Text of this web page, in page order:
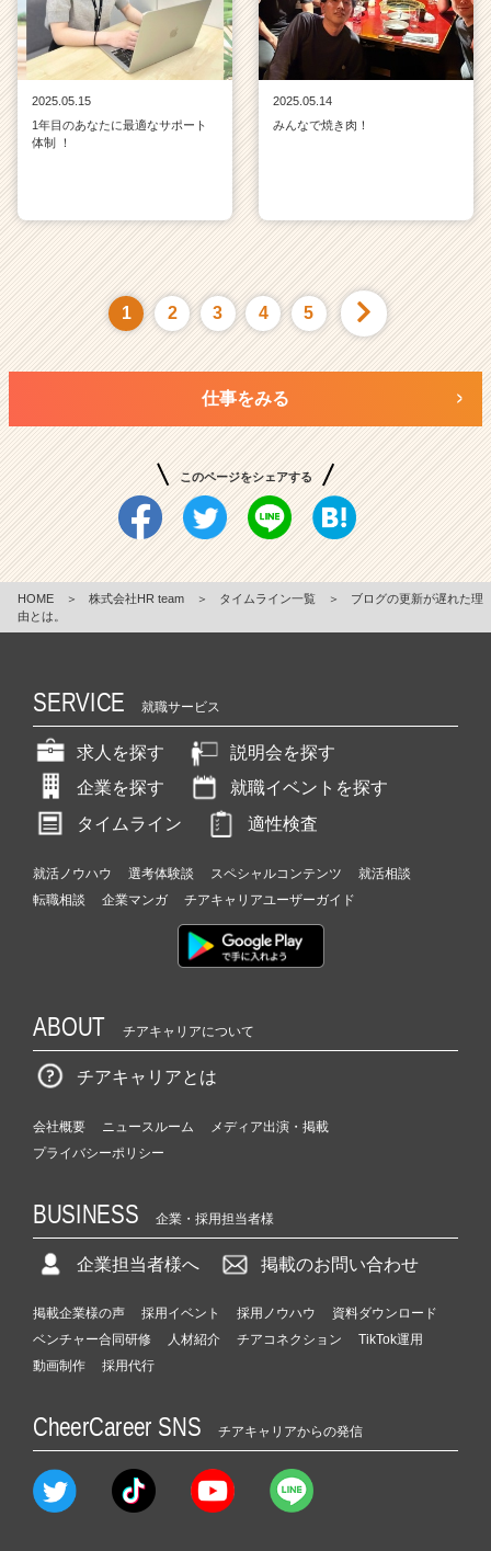
2025.05.15
1年目のあなたに最適なサポート
体制 ！
2025.05.14
みんなで焼き肉！
1 2 3 4 5
仕事をみる
このページをシェアする
HOME ＞ 株式会社HR team ＞ タイムライン一覧 ＞
ブログの更新が遅れた理
由とは。
SERVICE 就職サービス
求人を探す
説明会を探す
企業を探す
就職イベントを探す
タイムライン
適性検査
就活ノウハウ 選考体験談 スペシャルコンテンツ
就活相談
転職相談
企業マンガ チアキャリアユーザーガイド
ABOUT チアキャリアについて
チアキャリアとは
会社概要 ニュースルーム
メディア出演・掲載
プライバシーポリシー
BUSINESS 企業・採用担当者様
企業担当者様へ 掲載のお問い合わせ
掲載企業様の声 採用イベント 採用ノウハウ
資料ダウンロード
ベンチャー合同研修
人材紹介 チアコネクション
TikTok運用
動画制作
採用代行
CheerCareer SNS チアキャリアからの発信